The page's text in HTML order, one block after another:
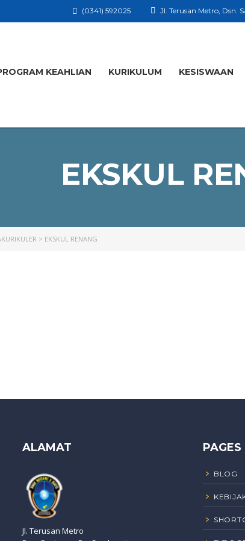
Jl. Terusan Metro, Dsn.
(0341) 592025
KEAHLIAN KURIKULUM KESISWAAN
EKSKUL
> EKSKUL RENANG
ALAMAT
Jl. Terusan Metro
PAGES
BLOG